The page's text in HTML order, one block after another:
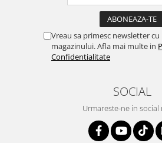
Vreau sa primesc newsletter
magazinului. Afla mai multe in
Confidentialitate
SOCIAL
Urmareste-ne in social